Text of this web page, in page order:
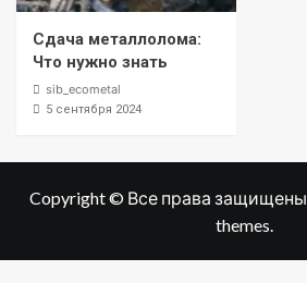
Сдача металлолома:
Что нужно знать
sib_ecometal
5 сентября 2024
Copyright © Все права защищены.
themes.